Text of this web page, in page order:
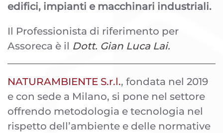
edifici, impianti e macchinari industriali.
Il Professionista di riferimento per
Assoreca è il Dott. Gian Luca Lai.
NATURAMBIENTE S.r.l., fondata nel 2019
e con sede a Milano, si pone nel settore
offrendo metodologia e tecnologia nel
rispetto dell’ambiente e delle normative